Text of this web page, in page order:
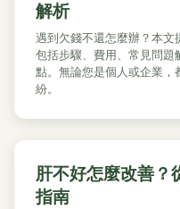
解析
遇到欠錢不還怎麼辦？本文
包括步驟、費用、常見問
點。無論您是個人或企業
紛。
肝不好怎麼改善？
指南